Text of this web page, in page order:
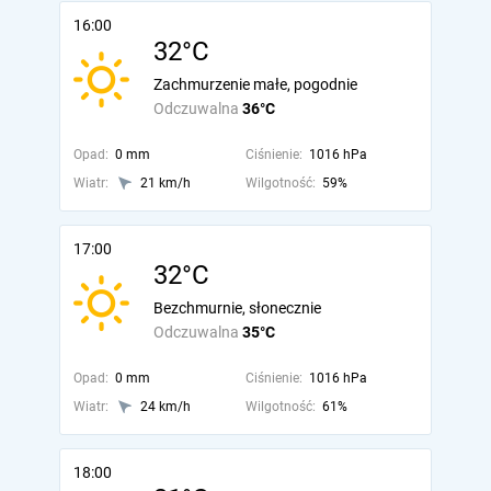
16:00
32°C
Odczuwalna 36°C
Zachmurzenie małe, pogodnie
Opad: 0 mm Ciśnienie: 1016 hPa
Wiatr:
21 km/h Wilgotność: 59%
17:00
32°C
Odczuwalna 35°C
Bezchmurnie, słonecznie
Opad: 0 mm Ciśnienie: 1016 hPa
Wiatr:
24 km/h Wilgotność: 61%
18:00